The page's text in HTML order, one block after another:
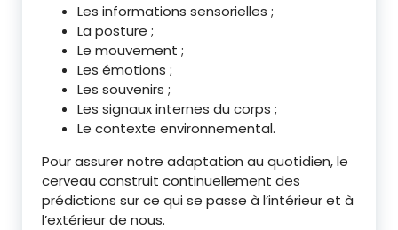
Les informations sensorielles ;
La posture ;
Le mouvement ;
Les émotions ;
Les souvenirs ;
Les signaux internes du corps ;
Le contexte environnemental.
Pour assurer notre adaptation au quotidien, le
cerveau construit continuellement des
prédictions sur ce qui se passe à l’intérieur et à
l’extérieur de nous.